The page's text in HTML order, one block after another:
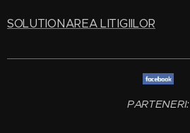
SOLUTIONAREA LITIGIILOR
PARTENERI: